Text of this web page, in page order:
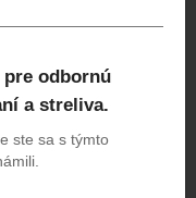
pre odbornú
a streliva.
ste sa s týmto